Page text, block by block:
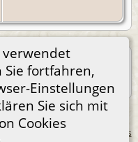
verwendet
Sie fortfahren,
Einstellungen
Sie sich mit
Cookies
erstellt und betreut von
Andreas